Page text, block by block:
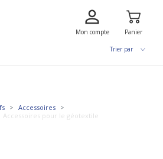
Mon compte Panier
Trier par
Accessoires
Accessoires pour le géotextile